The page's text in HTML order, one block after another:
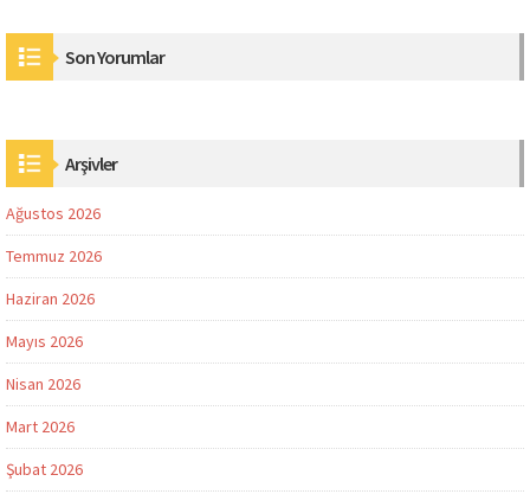
Son Yorumlar
Arşivler
Ağustos 2026
Temmuz 2026
Haziran 2026
Mayıs 2026
Nisan 2026
Mart 2026
Şubat 2026